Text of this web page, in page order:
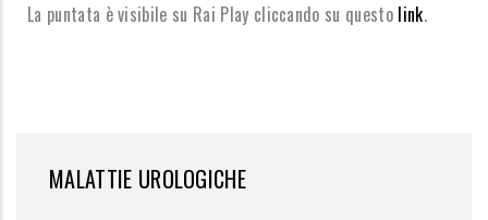
La puntata è visibile su Rai Play cliccando su questo link.
MALATTIE UROLOGICHE